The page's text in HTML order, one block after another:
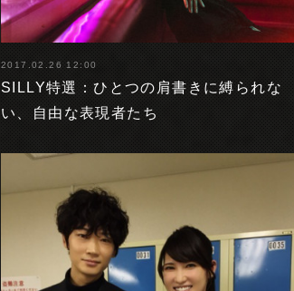
2017.02.26 12:00
SILLY特選：ひとつの肩書きに縛られな
い、自由な表現者たち